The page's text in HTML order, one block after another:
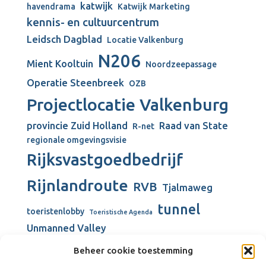
Beheer cookie toestemming
havendrama
katwijk Katwijk Marketing
kennis- en cultuurcentrum
Leidsch Dagblad Locatie Valkenburg
Mient Kooltuin N206 Noordzeepassage
Operatie Steenbreek OZB
Projectlocatie Valkenburg
provincie Zuid Holland R-net Raad van State
regionale omgevingsvisie
Rijksvastgoedbedrijf
Rijnlandroute RVB Tjalmaweg
toeristenlobby Toeristische Agenda tunnel
Unmanned Valley
Unmanned Valley Valkenburg